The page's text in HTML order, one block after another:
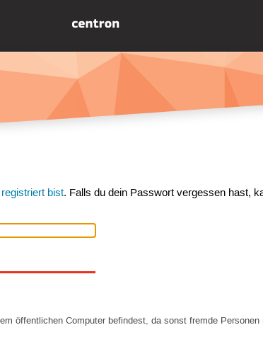
registriert bist. Falls du dein Passwort vergessen hast,
öffentlichen Computer befindest, da sonst fremde